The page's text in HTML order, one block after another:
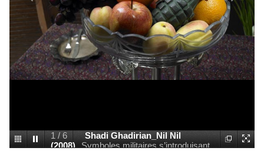
1 /6
Shadi Ghadirian_Nil Nil
(2008)
Symboles militaires s’introduisant